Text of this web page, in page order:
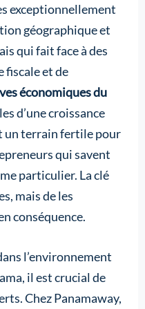
exceptionnellement
géographique et
qui fait face à des
fiscale et de
économiques du
d’une croissance
un terrain fertile pour
qui savent
particulier. La clé
mais de les
conséquence.
l’environnement
il est crucial de
Chez Panamaway,